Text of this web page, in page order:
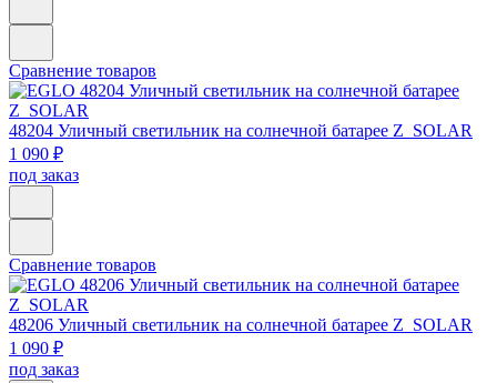
Сравнение товаров
48204 Уличный светильник на солнечной батарее Z_SOLAR
1 090 ₽
под заказ
Сравнение товаров
48206 Уличный светильник на солнечной батарее Z_SOLAR
1 090 ₽
под заказ